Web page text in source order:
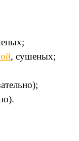
, сушеных;